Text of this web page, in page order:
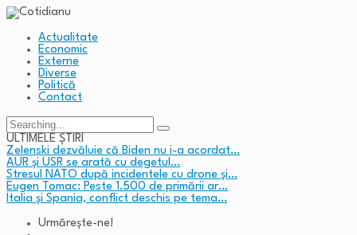
Actualitate
Economic
Externe
Diverse
Politică
Contact
Search
for:
ULTIMELE ȘTIRI
Zelenski dezvăluie că Biden nu i-a acordat…
AUR și USR se arată cu degetul…
Stresul NATO după incidentele cu drone și…
Eugen Tomac: Peste 1.500 de primării ar…
Italia și Spania, conflict deschis pe tema…
Urmărește-ne!